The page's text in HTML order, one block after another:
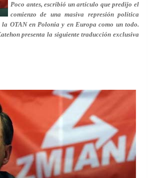
Poco antes, escribió un artículo que predijo el
comienzo de una masiva represión política
la OTAN en Polonia y en Europa como un todo.
presenta la siguiente traducción exclusiva